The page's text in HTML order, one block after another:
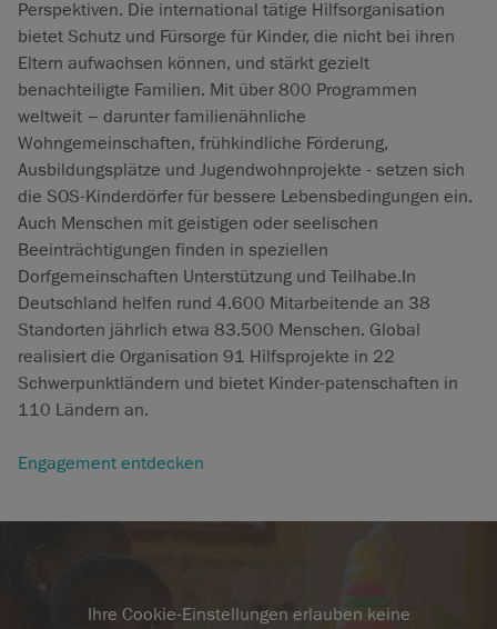
Perspektiven. Die international tätige Hilfsorganisation
bietet Schutz und Fürsorge für Kinder, die nicht bei ihren
Eltern aufwachsen können, und stärkt gezielt
benachteiligte Familien. Mit über 800 Programmen
weltweit – darunter familienähnliche
Wohngemeinschaften, frühkindliche Förderung,
Ausbildungsplätze und Jugendwohnprojekte - setzen sich
die SOS-Kinderdörfer für bessere Lebensbedingungen ein.
Auch Menschen mit geistigen oder seelischen
Beeinträchtigungen finden in speziellen
Dorfgemeinschaften Unterstützung und Teilhabe.In
Deutschland helfen rund 4.600 Mitarbeitende an 38
Standorten jährlich etwa 83.500 Menschen. Global
realisiert die Organisation 91 Hilfsprojekte in 22
Schwerpunktländern und bietet Kinder-patenschaften in
110 Ländern an.
Engagement entdecken
Ihre Cookie-Einstellungen erlauben keine